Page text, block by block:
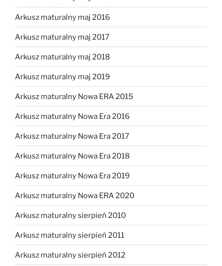
Arkusz maturalny maj 2016
Arkusz maturalny maj 2017
Arkusz maturalny maj 2018
Arkusz maturalny maj 2019
Arkusz maturalny Nowa ERA 2015
Arkusz maturalny Nowa Era 2016
Arkusz maturalny Nowa Era 2017
Arkusz maturalny Nowa Era 2018
Arkusz maturalny Nowa Era 2019
Arkusz maturalny Nowa ERA 2020
Arkusz maturalny sierpień 2010
Arkusz maturalny sierpień 2011
Arkusz maturalny sierpień 2012